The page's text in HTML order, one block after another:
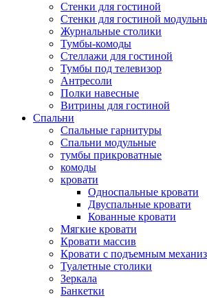
Стенки для гостиной
Стенки для гостиной
Журнальные столики
Тумбы-комоды
Стеллажи для гостиной
Тумбы под телевизор
Антресоли
Полки навесные
Витрины для гостиной
Спальни
Спальные гарнитуры
Спальни модульные
тумбы прикроватные
комоды
кровати
Односпальные кровати
Двуспальные кровати
Кованные кровати
Мягкие кровати
Кровати массив
Кровати с подъемным
Туалетные столики
Зеркала
Банкетки